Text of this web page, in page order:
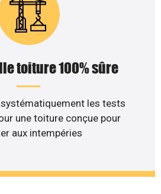
toiture 100% sûre
les tests
une toiture conçue pour
aux intempéries